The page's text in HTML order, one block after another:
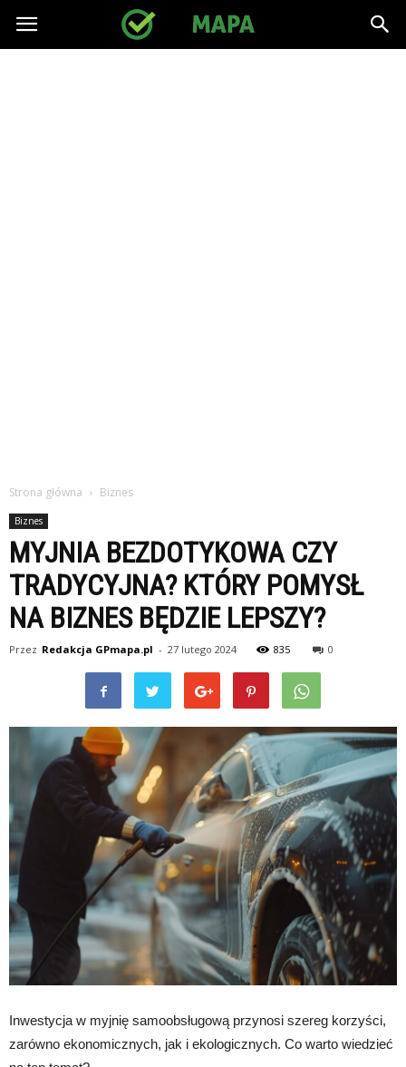
gpmapa.pl
Strona główna Biznes
Biznes
MYJNIA BEZDOTYKOWA CZY
TRADYCYJNA? KTÓRY POMYSŁ
NA BIZNES BĘDZIE LEPSZY?
Przez Redakcja GPmapa.pl - 27 lutego 2024 835 0
Inwestycja w myjnię samoobsługową przynosi szereg korzyści,
zarówno ekonomicznych, jak i ekologicznych. Co warto wiedzieć